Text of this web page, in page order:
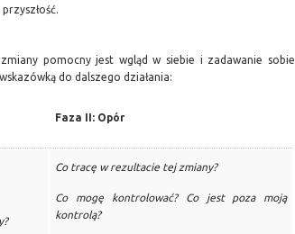
pomocny jest wgląd w siebie i zadawanie sobie
do dalszego działania:
Faza II: Opór
Co tracę w rezultacie tej zmiany?
Co mogę kontrolować? Co jest poza moją
kontrolą?